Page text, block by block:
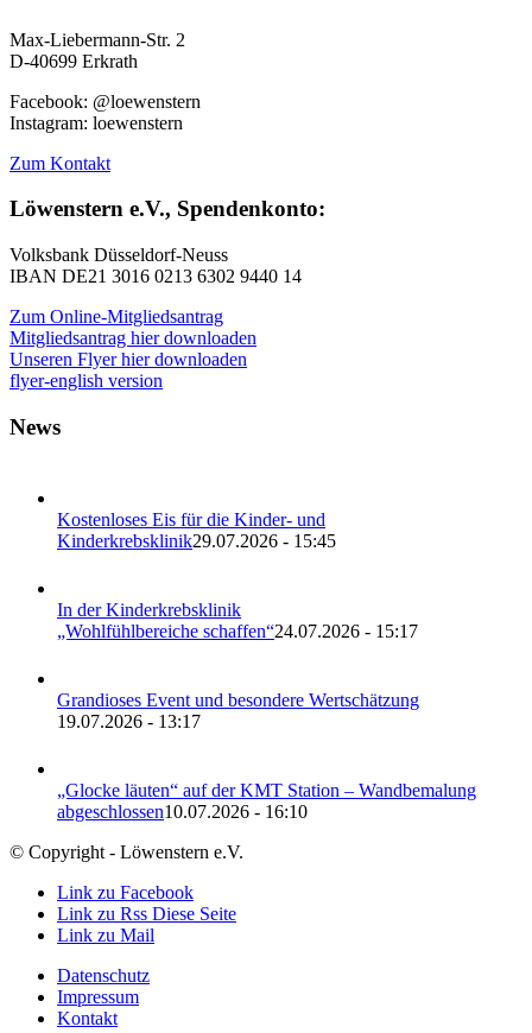
Max-Liebermann-Str. 2
D-40699 Erkrath
Facebook: @loewenstern
Instagram: loewenstern
Zum Kontakt
Löwenstern e.V., Spendenkonto:
Volksbank Düsseldorf-Neuss
IBAN DE21 3016 0213 6302 9440 14
Zum Online-Mitgliedsantrag
Mitgliedsantrag hier downloaden
Unseren Flyer hier downloaden
flyer-english version
News
Kostenloses Eis für die Kinder- und
Kinderkrebsklinik29.07.2026 - 15:45
In der Kinderkrebsklinik
„Wohlfühlbereiche schaffen“24.07.2026 - 15:17
Grandioses Event und besondere Wertschätzung
19.07.2026 - 13:17
„Glocke läuten“ auf der KMT Station – Wandbemalung
abgeschlossen10.07.2026 - 16:10
© Copyright - Löwenstern e.V.
Link zu Facebook
Link zu Rss Diese Seite
Link zu Mail
Datenschutz
Impressum
Kontakt